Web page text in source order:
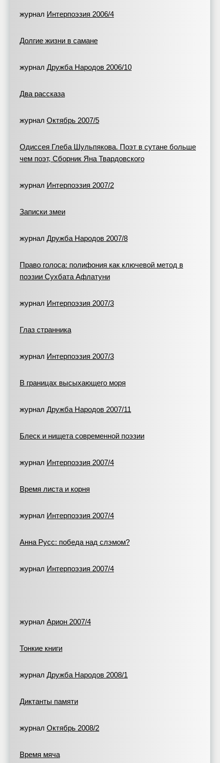
журнал Интерпоэзия 2006/4
Долгие жизни в самане
журнал Дружба Народов 2006/10
Два рассказа
журнал Октябрь 2007/5
Одиссея Глеба Шульпякова. Поэт в сутане больше
чем поэт, Сборник Яна Твардовского
журнал Интерпоэзия 2007/2
Записки змеи
журнал Дружба Народов 2007/8
Право голоса: полифония как ключевой метод в
поэзии Сухбата Афлатуни
журнал Интерпоэзия 2007/3
Глаз странника
журнал Интерпоэзия 2007/3
В границах высыхающего моря
журнал Дружба Народов 2007/11
Блеск и нищета современной поэзии
журнал Интерпоэзия 2007/4
Время листа и корня
журнал Интерпоэзия 2007/4
Анна Русс: победа над слэмом?
журнал Интерпоэзия 2007/4
журнал Арион 2007/4
Тонкие книги
журнал Дружба Народов 2008/1
Диктанты памяти
журнал Октябрь 2008/2
Время мяча